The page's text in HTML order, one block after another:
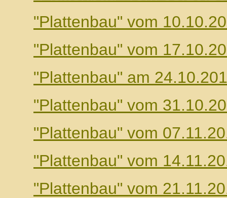
"Plattenbau" vom
"Plattenbau" vom
"Plattenbau" am
"Plattenbau" vom
"Plattenbau" vom
"Plattenbau" vom
"Plattenbau" vom